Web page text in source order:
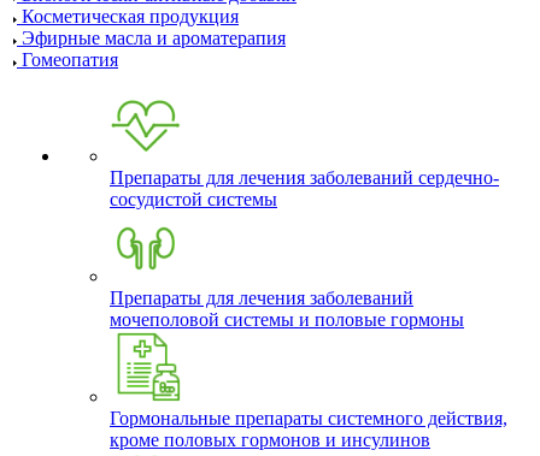
Косметическая продукция
Эфирные масла и ароматерапия
Гомеопатия
Препараты для лечения заболеваний сердечно-
сосудистой системы
Препараты для лечения заболеваний
мочеполовой системы и половые гормоны
Гормональные препараты системного действия,
кроме половых гормонов и инсулинов